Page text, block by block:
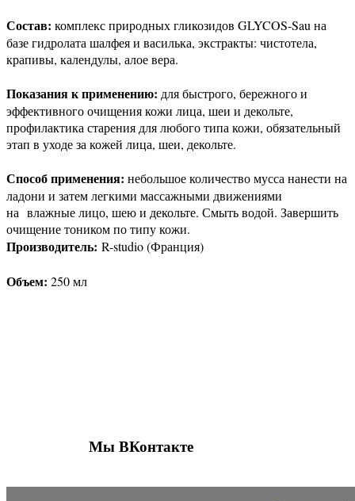
Состав: комплекс природных гликозидов GLYCOS-Sau на
базе гидролата шалфея и василька, экстракты: чистотела,
крапивы, календулы, алое вера.
Показания к применению: для быстрого, бережного и
эффективного очищения кожи лица, шеи и декольте,
профилактика старения для любого типа кожи, обязательный
этап в уходе за кожей лица, шеи, декольте.
Способ применения: небольшое количество мусса нанести на
ладони и затем легкими массажными движениями
на влажные лицо, шею и декольте. Смыть водой. Завершить
очищение тоником по типу кожи.
Производитель: R-studio (Франция)
Объем: 250 мл
Мы ВКонтакте